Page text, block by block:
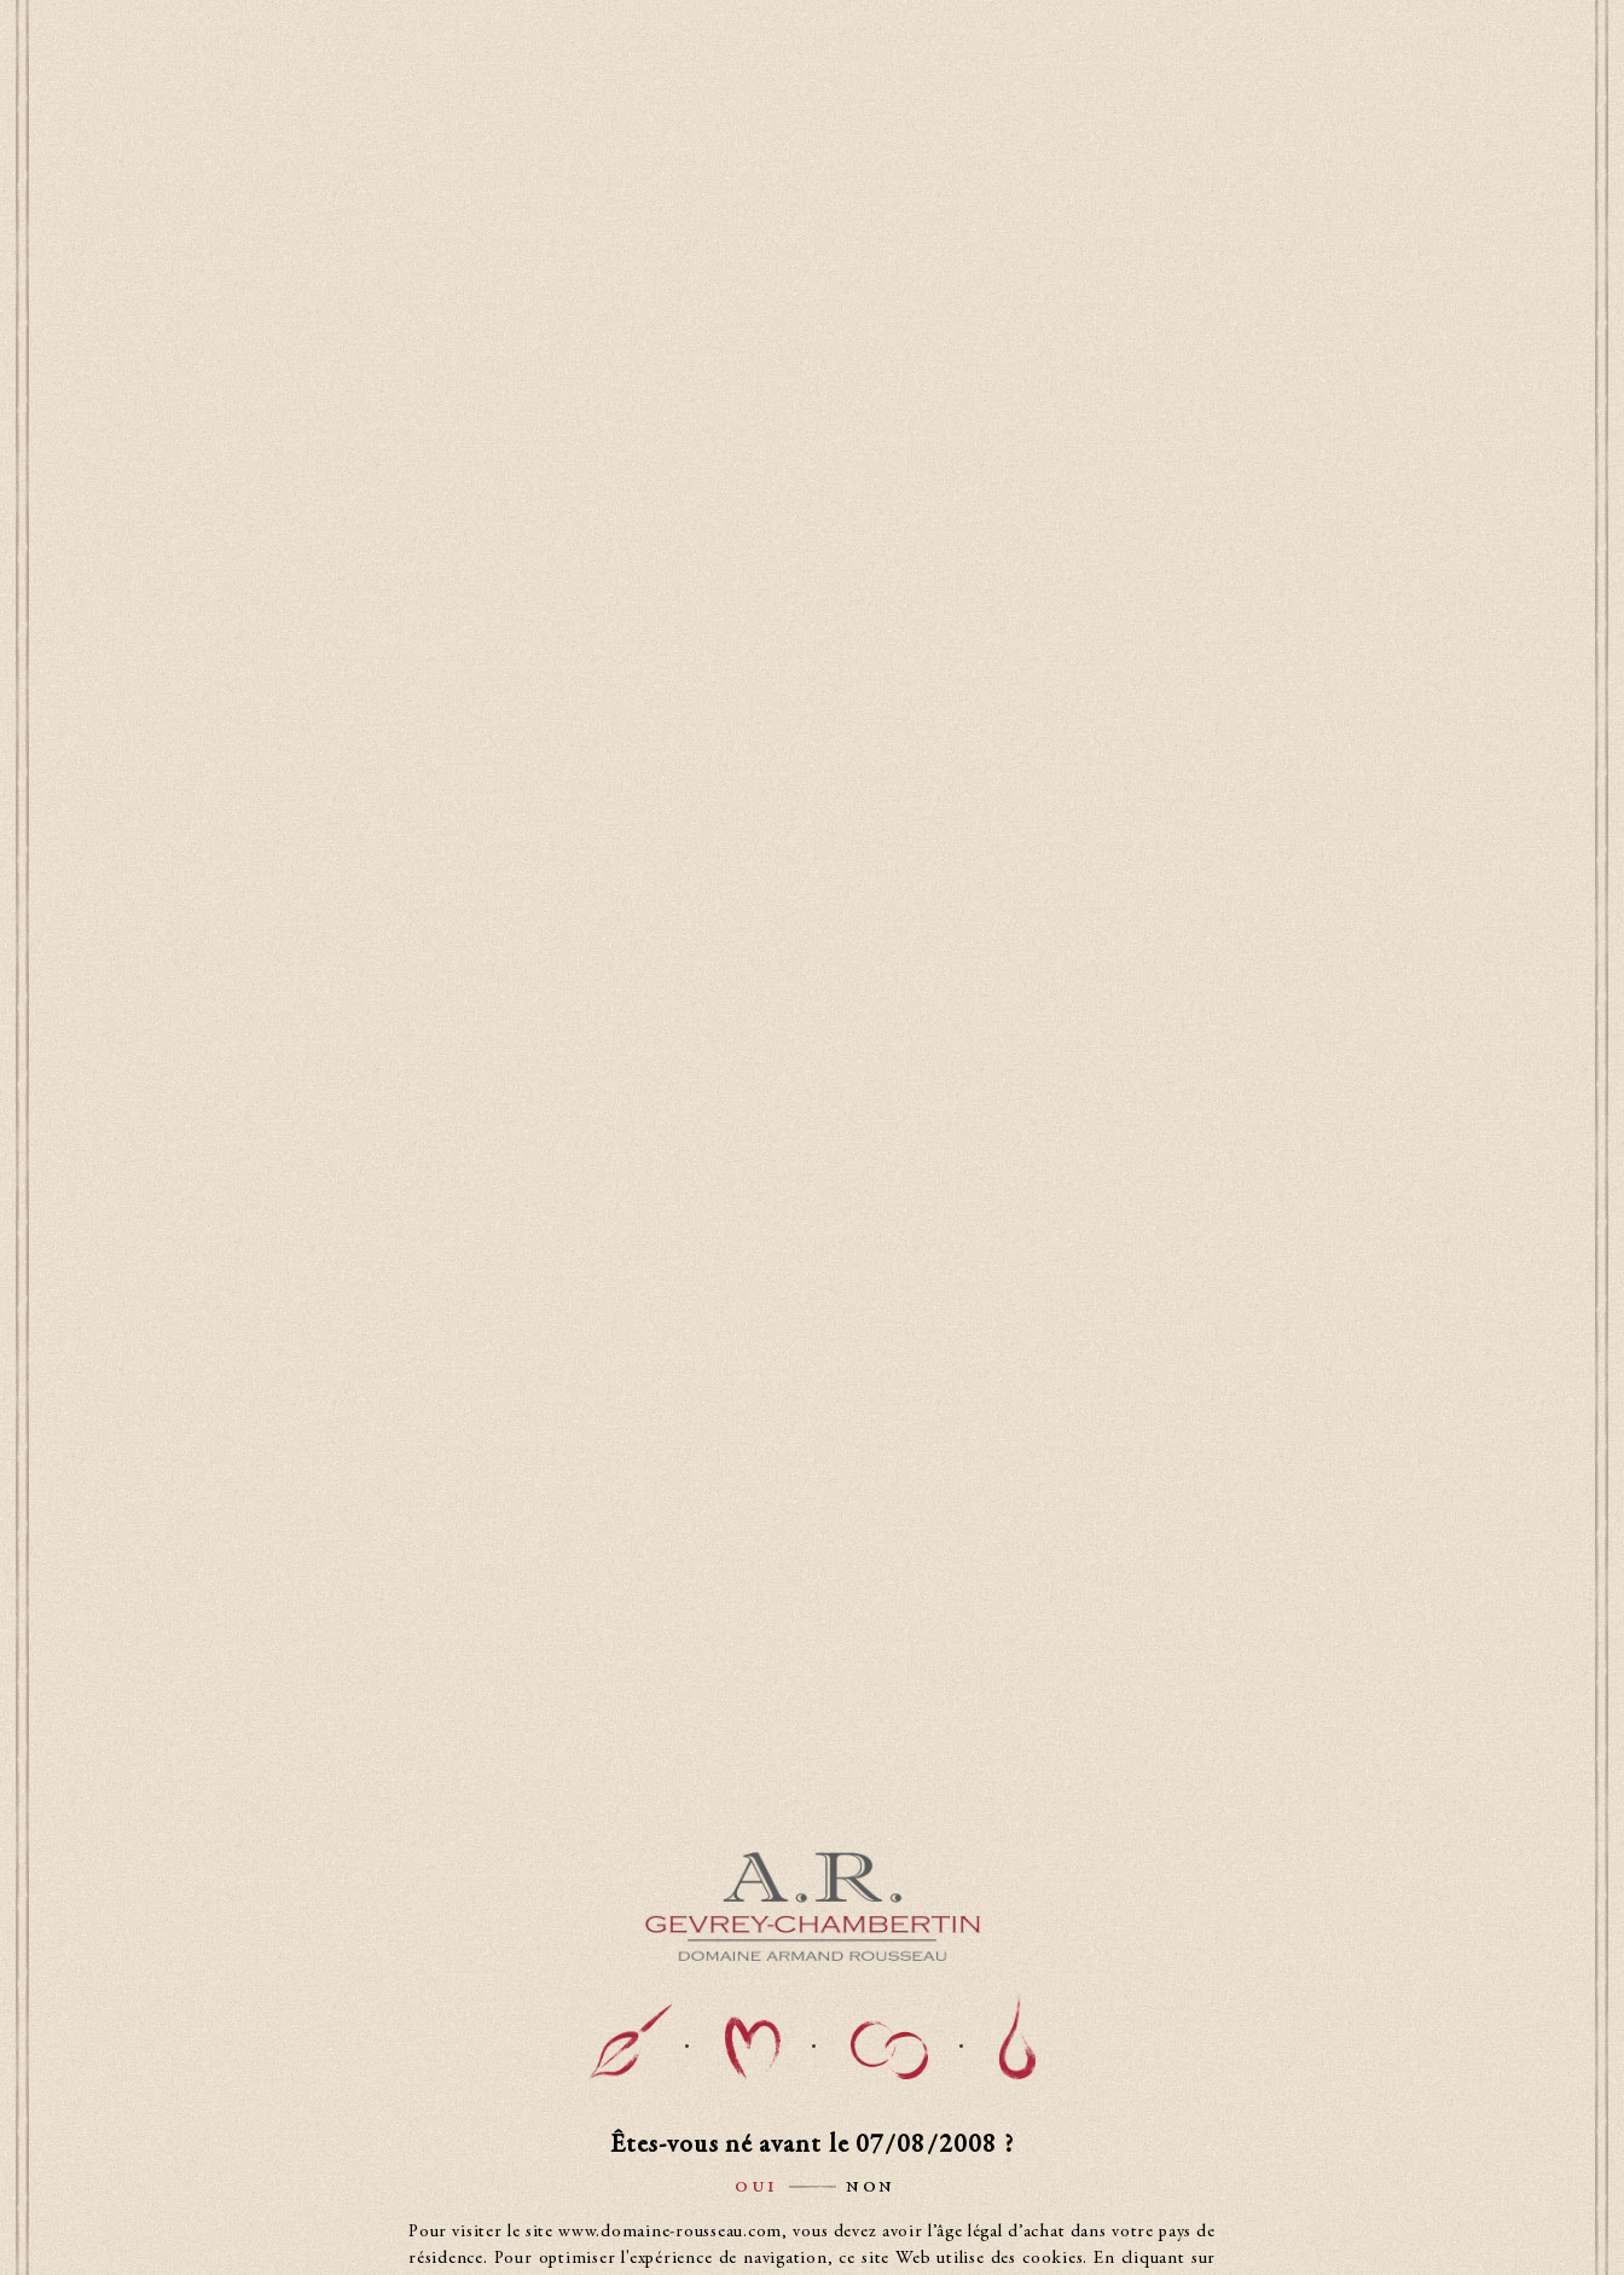
Êtes-vous né avant le 07/08/2008?
oui non
Pour visiter le site www.domaine-rousseau.com, vous devez avoir l’âge légal d’achat dans votre pays de
résidence. Pour optimiser l'expérience de navigation, ce site Web utilise des cookies. En cliquant sur